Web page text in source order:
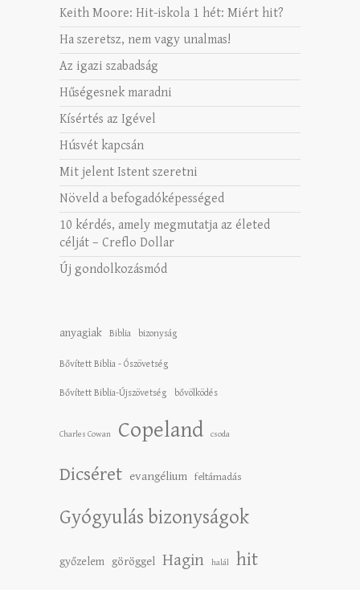
Keith Moore: Hit-iskola 1 hét: Miért hit?
Ha szeretsz, nem vagy unalmas!
Az igazi szabadság
Hűségesnek maradni
Kísértés az Igével
Húsvét kapcsán
Mit jelent Istent szeretni
Növeld a befogadóképességed
10 kérdés, amely megmutatja az életed
célját – Creflo Dollar
Új gondolkozásmód
anyagiak Biblia bizonyság
Bővített Biblia - Ószövetség
Bővített Biblia-Újszövetség bővölködés
Charles Cowan Copeland csoda
Dicséret evangélium feltámadás
Gyógyulás bizonyságok
győzelem göröggel Hagin halál hit